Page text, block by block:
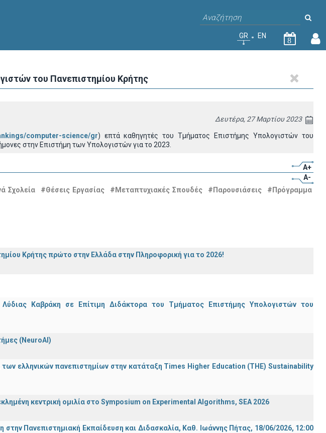
GR EN
8
του Πανεπιστημίου Κρήτης
Δευτέρα, 27 Μαρτίου 2023
computer-science/gr) επτά καθηγητές του Τμήματος Επιστήμης Υπολογιστών του
στην Επιστήμη των Υπολογιστών για το 2023.
A+
A-
Σχολεία #Θέσεις Εργασίας #Μεταπτυχιακές Σπουδές #Παρουσιάσεις
#Πρόγραμμα
Κρήτης πρώτο στην Ελλάδα στην Πληροφορική για το 2026!
Καβράκη σε Επίτιμη Διδάκτορα του Τμήματος Επιστήμης Υπολογιστών του
(NeuroAI)
των ελληνικών πανεπιστημίων στην κατάταξη Times Higher Education (ΤΗΕ) Sustainability
κεντρική ομιλία στο Symposium on Experimental Algorithms, SEA 2026
στην Πανεπιστημιακή Εκπαίδευση και Διδασκαλία, Καθ. Ιωάννης Πήτας, 18/06/2026, 12:00